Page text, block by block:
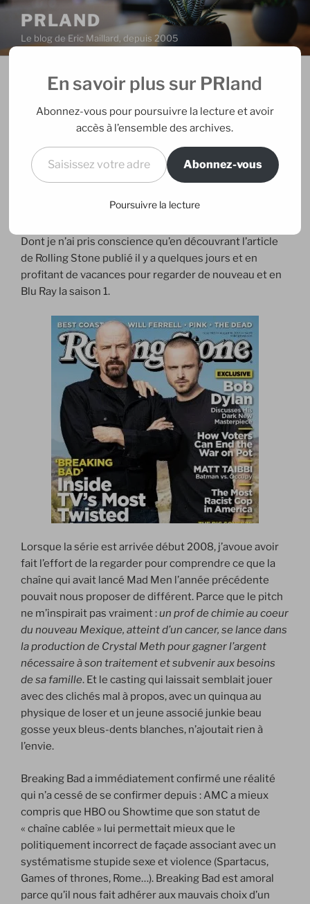
Aller
contenu
principal
PRLAND
Le blog de Eric Maillard, depuis 2005
PUBLIÉ
06/08/2012PARERIC
Le mystère Breaking Bad
depuis 4 ans pour ce blog d’abord, puis
Le (Huffington)
Post
Le Plus du Nouvel Obs
, je n’ai
illustrer toute l’admiration que je voue à la chaîne AMC
Dont je n’ai pris conscience qu’en découvrant l’article
de Rolling Stone publié il y a quelques jours et en
profitant de vacances pour regarder de nouveau et en
Blu Ray la saison 1.
Lorsque la série est arrivée début 2008, j’avoue avoir
fait l’effort de la regarder pour comprendre ce que la
chaîne qui avait lancé Mad Men l’année précédente
pouvait nous proposer de différent. Parce que le pitch
ne m’inspirait pas vraiment : un prof de chimie au coeur
du nouveau Mexique, atteint d’un cancer, se lance dans
la production de Crystal Meth pour gagner l’argent
nécessaire à son traitement et subvenir aux besoins
de sa famille. Et le casting qui laissait semblait jouer
avec des clichés mal à propos, avec un quinqua au
physique de loser et un jeune associé junkie beau
gosse yeux bleus-dents blanches, n’ajoutait rien à
l’envie.
Breaking Bad a immédiatement confirmé une réalité
qui n’a cessé de se confirmer depuis : AMC a mieux
compris que HBO ou Showtime que son statut de
« chaîne cablée » lui permettait mieux que le
politiquement incorrect de façade associant avec un
systématisme stupide sexe et violence (Spartacus,
Games of thrones, Rome…). Breaking Bad est amoral
parce qu’il nous fait adhérer aux mauvais choix d’un
En savoir plus sur PRland
Abonnez-vous pour poursuivre la lecture et avoir
accès à l’ensemble des archives.
Saisissez votre adresse e-mail…
Abonnez-vous
Poursuivre la lecture